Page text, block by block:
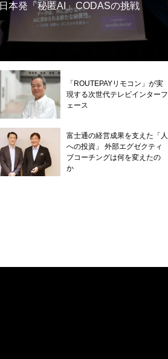
日本発「秘匿AI」CODASの挑戦
「ROUTEPAYリモコン」が実
現する次世代テレビインターフ
ェース
富士通の経営成果を支えた「人
への投資」 外部エグゼクティ
ブコーチングは何を変えたの
か